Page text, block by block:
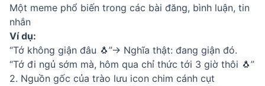
Một meme phổ biến trong các bài đăng, bình luận, tin
nhắn
Ví dụ:
“Tớ không giận đâu 🐧”→ Nghĩa thật: đang giận đó.
“Tớ đi ngủ sớm mà, hôm qua chỉ thức tới 3 giờ thôi 🐧”
2. Nguồn gốc của trào lưu icon chim cánh cụt